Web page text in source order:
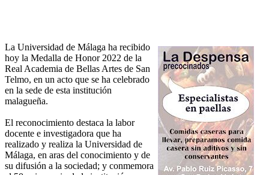
La Universidad de Málaga ha recibido
hoy la Medalla de Honor 2022 de la
Real Academia de Bellas Artes de San
Telmo, en un acto que se ha celebrado
en la sede de esta institución
malagueña.
El reconocimiento destaca la labor
docente e investigadora que ha
realizado y realiza la Universidad de
Málaga, en aras del conocimiento y de
su difusión a la sociedad; y conmemora